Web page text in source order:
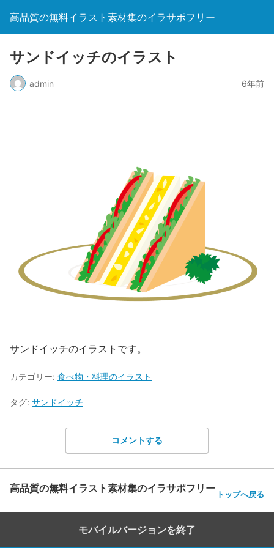
高品質の無料イラスト素材集のイラサポフリー
サンドイッチのイラスト
admin 6年前
サンドイッチのイラストです。
カテゴリー: 食べ物・料理のイラスト
タグ: サンドイッチ
コメントする
高品質の無料イラスト素材集のイラサポフリー トップへ戻る
モバイルバージョンを終了